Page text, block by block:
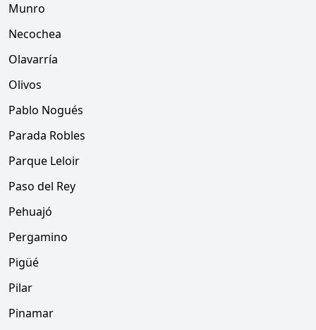
Munro
Necochea
Olavarría
Olivos
Pablo Nogués
Parada Robles
Parque Leloir
Paso del Rey
Pehuajó
Pergamino
Pigüé
Pilar
Pinamar